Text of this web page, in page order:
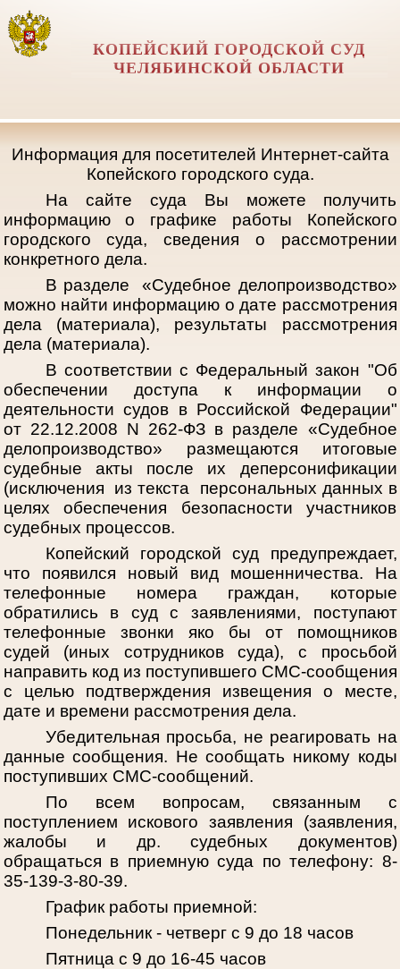
КОПЕЙСКИЙ ГОРОДСКОЙ СУД
ЧЕЛЯБИНСКОЙ ОБЛАСТИ
Информация для посетителей Интернет-сайта
Копейского городского суда.
На сайте суда Вы можете получить
информацию о графике работы Копейского
городского суда, сведения о рассмотрении
конкретного дела.
В разделе «Судебное делопроизводство»
можно найти информацию о дате рассмотрения
дела (материала), результаты рассмотрения
дела (материала).
В соответствии с Федеральный закон "Об
обеспечении доступа к информации о
деятельности судов в Российской Федерации"
от 22.12.2008 N 262-ФЗ в разделе «Судебное
делопроизводство» размещаются итоговые
судебные акты после их деперсонификации
(исключения из текста персональных данных в
целях обеспечения безопасности участников
судебных процессов.
Копейский городской суд предупреждает,
что появился новый вид мошенничества. На
телефонные номера граждан, которые
обратились в суд с заявлениями, поступают
телефонные звонки яко бы от помощников
судей (иных сотрудников суда), с просьбой
направить код из поступившего СМС-сообщения
с целью подтверждения извещения о месте,
дате и времени рассмотрения дела.
Убедительная просьба, не реагировать на
данные сообщения. Не сообщать никому коды
поступивших СМС-сообщений.
По всем вопросам, связанным с
поступлением искового заявления (заявления,
жалобы и др. судебных документов)
обращаться в приемную суда по телефону: 8-
35-139-3-80-39.
График работы приемной:
Понедельник - четверг с 9 до 18 часов
Пятница с 9 до 16-45 часов